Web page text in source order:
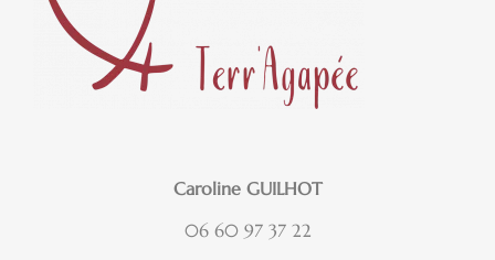
Caroline GUILHOT
06 60 97 37 22